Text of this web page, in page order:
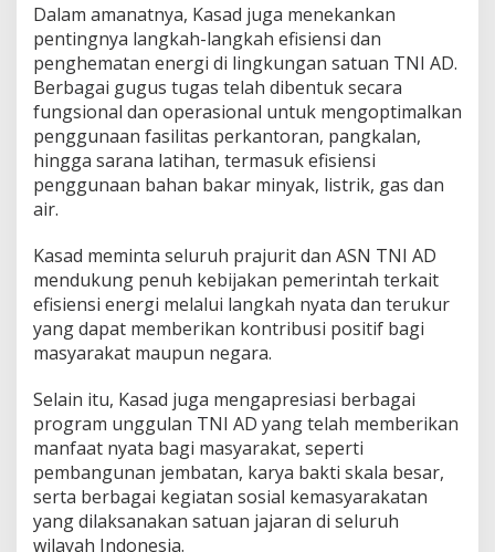
Dalam amanatnya, Kasad juga menekankan
pentingnya langkah-langkah efisiensi dan
penghematan energi di lingkungan satuan TNI AD.
Berbagai gugus tugas telah dibentuk secara
fungsional dan operasional untuk mengoptimalkan
penggunaan fasilitas perkantoran, pangkalan,
hingga sarana latihan, termasuk efisiensi
penggunaan bahan bakar minyak, listrik, gas dan
air.
Kasad meminta seluruh prajurit dan ASN TNI AD
mendukung penuh kebijakan pemerintah terkait
efisiensi energi melalui langkah nyata dan terukur
yang dapat memberikan kontribusi positif bagi
masyarakat maupun negara.
Selain itu, Kasad juga mengapresiasi berbagai
program unggulan TNI AD yang telah memberikan
manfaat nyata bagi masyarakat, seperti
pembangunan jembatan, karya bakti skala besar,
serta berbagai kegiatan sosial kemasyarakatan
yang dilaksanakan satuan jajaran di seluruh
wilayah Indonesia.